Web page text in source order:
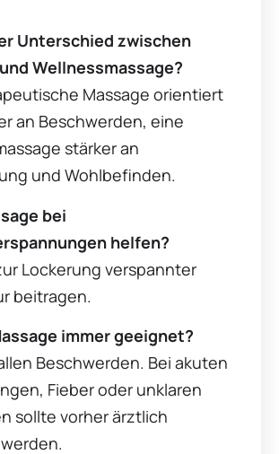
Unterschied zwischen
Wellnessmassage?
Massage orientiert
an Beschwerden, eine
stärker an
und Wohlbefinden.
bei
helfen?
Lockerung verspannter
beitragen.
immer geeignet?
Beschwerden. Bei akuten
Fieber oder unklaren
sollte vorher ärztlich